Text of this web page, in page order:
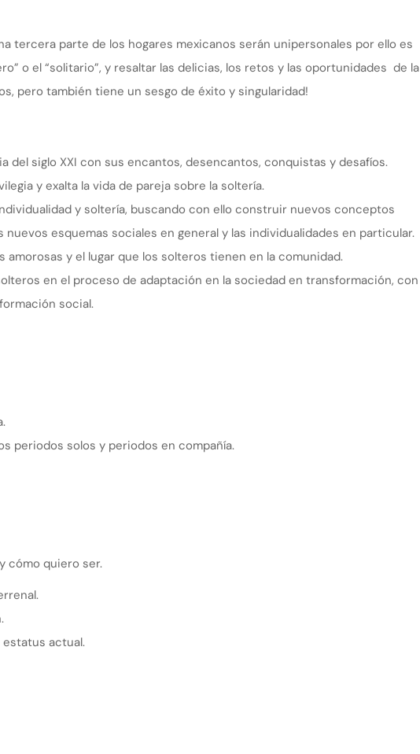
tercera parte de los hogares mexicanos serán unipersonales por ello es
o el “solitario”, y resaltar las delicias, los retos y las oportunidades de la
pero también tiene un sesgo de éxito y singularidad!
del siglo XXI con sus encantos, desencantos, conquistas y desafíos.
y exalta la vida de pareja sobre la soltería.
y soltería, buscando con ello construir nuevos conceptos
esquemas sociales en general y las individualidades en particular.
amorosas y el lugar que los solteros tienen en la comunidad.
en el proceso de adaptación en la sociedad en transformación, con
social.
periodos solos y periodos en compañía.
cómo quiero ser.
actual.